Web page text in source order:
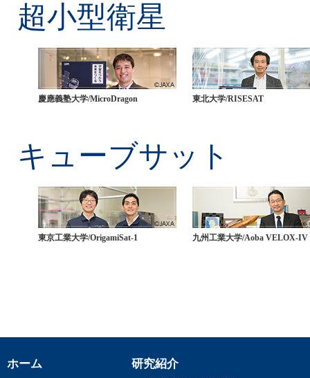
超小型衛星
慶應義塾大学/MicroDragon 東北大学/RISESAT
キューブサット
東京工業大学/OrigamiSat-1 九州工業大学/Aoba VELOX-IV
ホーム 研究紹介